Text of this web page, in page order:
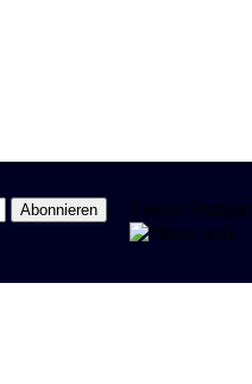
Region Stuttgart